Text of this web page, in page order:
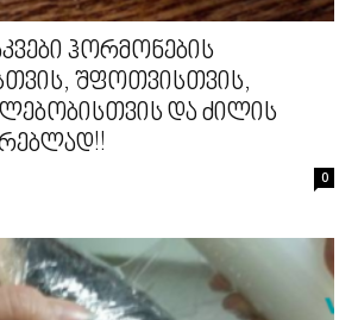
ჰორმონების
შფოთვისთვის,
და ძილის
0